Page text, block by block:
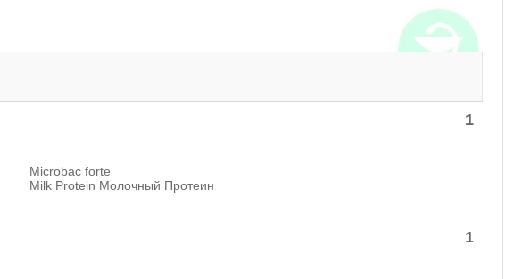
1
Microbac forte
Milk Protein Молочный Протеин
1